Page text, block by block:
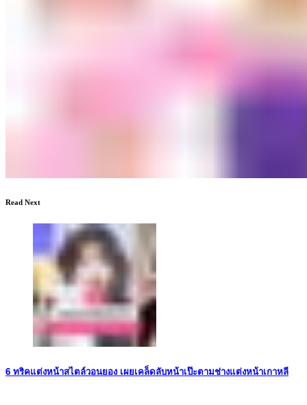
Read Next
6 ทริคแต่งหน้าสไตล์วอนยอง เผยเคล็ดลับหน้าเป๊ะตามช่างแต่งหน้าเกาหลี